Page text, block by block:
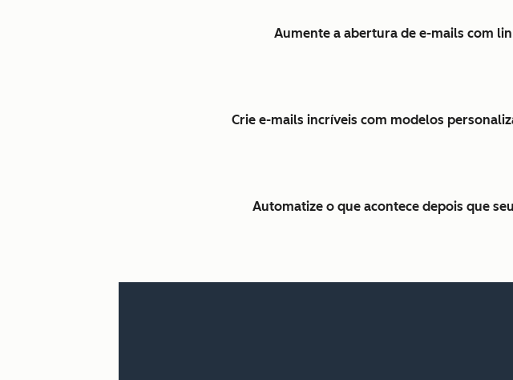
Aumente a abertura de e-mails com
Crie e-mails incríveis com modelos
Automatize o que acontece depois que